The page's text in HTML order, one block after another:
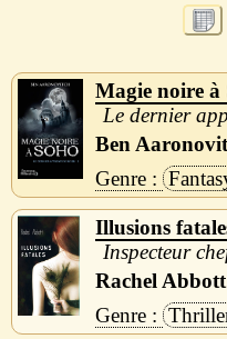
Magie noire à
Le dernier
Ben
Illusions
Inspecteur
Rachel Abbott